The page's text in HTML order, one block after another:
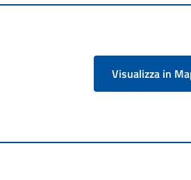
Visualizza in